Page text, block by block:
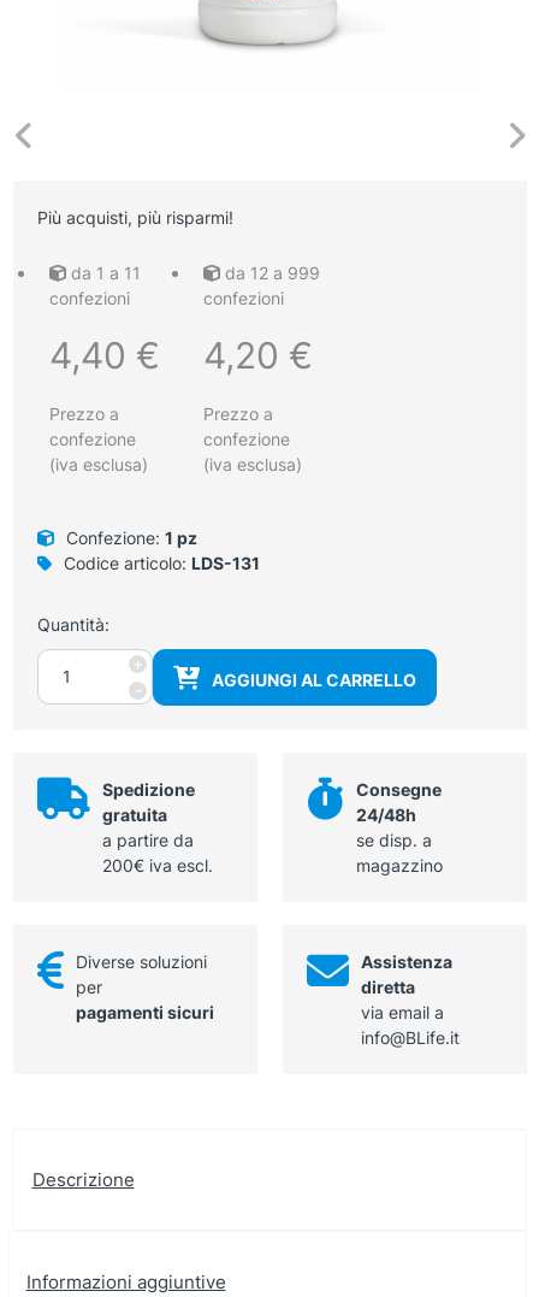
Più acquisti, più risparmi!
da 1 a 11
confezioni
4,40 €
Prezzo a
confezione
(iva esclusa)
da 12 a 999
confezioni
4,20 €
Prezzo a
confezione
(iva esclusa)
Confezione: 1 pz
Codice articolo: LDS-131
Quantità:
-
Disinfettante
dispositivi
strumenti
chirurgici
Germocid
quantità
+
AGGIUNGI AL CARRELLO
Spedizione
gratuita
a partire da
200€ iva escl.
Consegne
24/48h
se disp. a
magazzino
Diverse soluzioni
per
pagamenti sicuri
Assistenza
diretta
via email a
info@BLife.it
Descrizione
Informazioni aggiuntive